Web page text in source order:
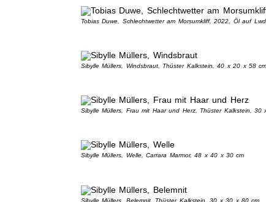
Tobias Duwe, Schlechtwetter am Morsumkliff, 2022, Öl auf
Sibylle Müllers, Windsbraut, Thüster Kalkstein, 40 x 20 x 58 cm
Sibylle Müllers, Frau mit Haar und Herz, Thüster Kalkstein, 30
Sibylle Müllers, Welle, Carrara Marmor, 48 x 40 x 30 cm
Sibylle Müllers, Belemnit, Thüster Kalkstein, 30 x 30 x 80 cm